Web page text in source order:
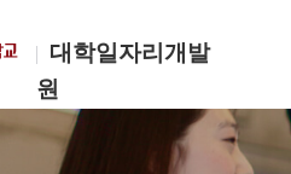
대학일자리개발
원